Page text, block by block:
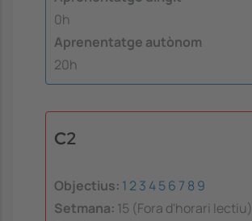
0h
Aprenentatge autònom
20h
C2
Objectius: 1 23 456 7 8 9
Setmana: 15 (Fora d'horari lectiu)